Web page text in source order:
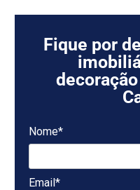
Fique por
Nome*
Email*